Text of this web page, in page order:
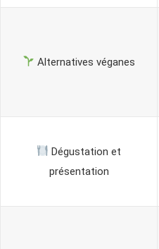
Alternatives véganes
Dégustation et
présentation